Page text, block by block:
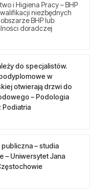
i Higiena Pracy – BHP
niezbędnych
BHP lub
doradczej
do specjalistów.
w
otwierają drzwi do
– Podologia
Podiatria
– studia
– Uniwersytet Jana